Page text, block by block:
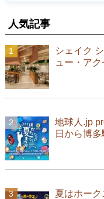
人気記事
シェイク
ュー・アク
地球人.jp
日から博
夏はホー